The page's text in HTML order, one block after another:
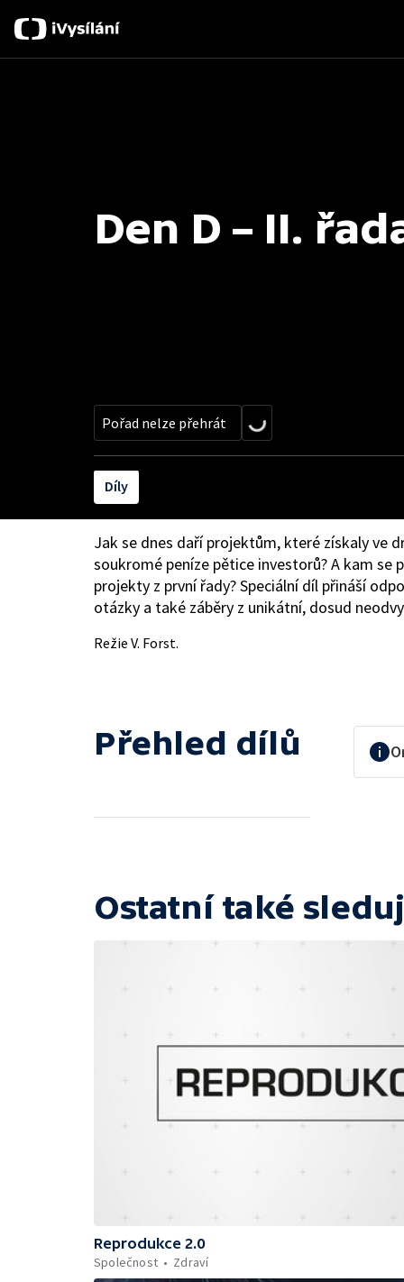
Den D – II.
Pořad nelze přehrát
Díly
Jak se dnes daří projektům, které získaly ve
soukromé peníze pětice investorů? A kam se
projekty z první řady? Speciální díl přináší
otázky a také záběry z unikátní, dosud
Režie V. Forst.
Přehled dílů
Ostatní také
Reprodukce 2.0
Společnost
Zdraví